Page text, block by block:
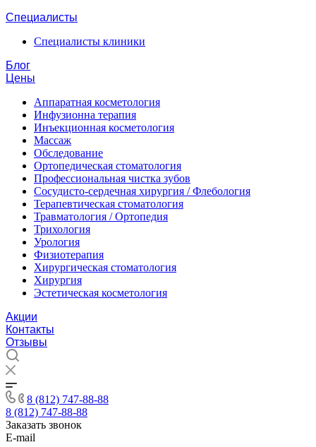
Специалисты
Специалисты клиники
Блог
Цены
Аппаратная косметология
Инфузионна терапия
Инъекционная косметология
Массаж
Обследование
Ортопедическая стоматология
Профессиональная чистка зубов
Сосудисто-сердечная хирургия / Флебология
Терапевтическая стоматология
Травматология / Ортопедия
Трихология
Урология
Физиотерапия
Хирургическая стоматология
Хирургия
Эстетическая косметология
Акции
Контакты
Отзывы
8 (812) 747-88-88
8 (812) 747-88-88
Заказать звонок
E-mail